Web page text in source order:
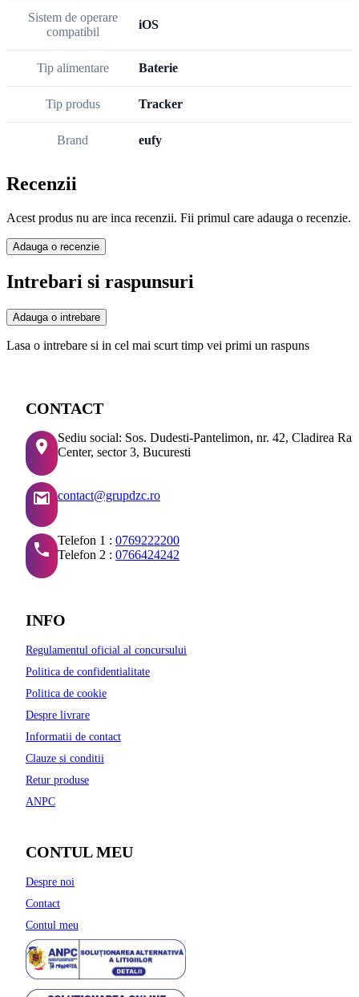
Sistem de operare
compatibil
iOS
Tip alimentare Baterie
Tip produs Tracker
Brand eufy
Recenzii
Acest produs nu are inca recenzii. Fii primul care adauga o recenzie.
Adauga o recenzie
Intrebari si raspunsuri
Adauga o intrebare
Lasa o intrebare si in cel mai scurt timp vei primi un raspuns
CONTACT
Sediu social: Sos. Dudesti-Pantelimon, nr. 42, Cladirea
Center, sector 3, Bucuresti
contact@grupdzc.ro
Telefon 1 : 0769222200
Telefon 2 : 0766424242
INFO
Regulamentul oficial al concursului
Politica de confidentialitate
Politica de cookie
Despre livrare
Informatii de contact
Clauze si conditii
Retur produse
ANPC
CONTUL MEU
Despre noi
Contact
Contul meu